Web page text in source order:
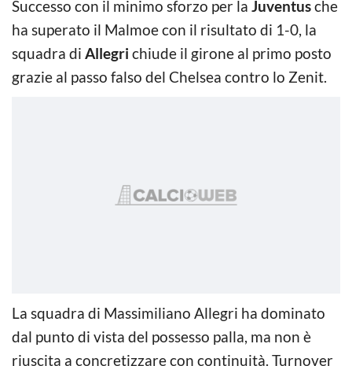
Successo con il minimo sforzo per la Juventusche
ha superato il Malmoe con il risultato di 1-0, la
squadra di Allegri chiude il girone al primo posto
grazie al passo falso del Chelsea contro lo Zenit.
La squadra di Massimiliano Allegri ha dominato
dal punto di vista del possesso palla, ma non è
riuscita a concretizzare con continuità. Turnover